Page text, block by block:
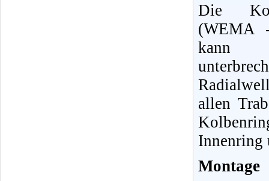
Die
(WEMA
kann
allen
Innenring
Montage